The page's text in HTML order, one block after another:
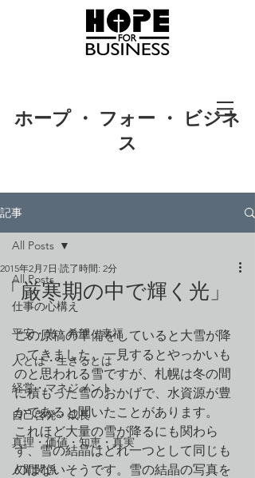
ホープ ・ フォー ・ ビジネ
ス
記事
All Posts
仕事の心構え
平安・光・希望・幸福
人とは・生きるとは
経営・マネジメント
自己啓発・成長
真理・価値・知恵・真実
人間関係
All Posts
「厳寒期の中で輝く光」
2015年2月7日 読了時間: 2分
この原稿の準備をしていると大雪が降
ってきました。一見するとやっかいも
のと思われる雪ですが、札幌は冬の間
に積もった雪のおかげで、水資源が豊
かであると聞いたことがあります。
これほど大量の雪が降るにも関わら
ず、雪の結晶はどれ一つとして同じも
のはないそうです。雪の結晶の写真を